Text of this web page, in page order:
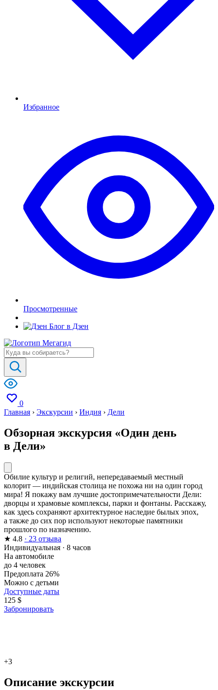
Избранное
Просмотренные
Блог в Дзен
0
Главная › Экскурсии › Индия › Дели
Обзорная экскурсия «Один день
в Дели»
Обилие культур и религий, непередаваемый местный
колорит — индийская столица не похожа ни на один город
мира! Я покажу вам лучшие достопримечательности Дели:
дворцы и храмовые комплексы, парки и фонтаны. Расскажу,
как здесь сохраняют архитектурное наследие былых эпох,
а также до сих пор используют некоторые памятники
прошлого по назначению.
★ 4.8 · 23 отзыва
Индивидуальная · 8 часов
На автомобиле
до 4 человек
Предоплата 26%
Можно с детьми
Доступные даты
125 $
Забронировать
+3
Описание экскурсии